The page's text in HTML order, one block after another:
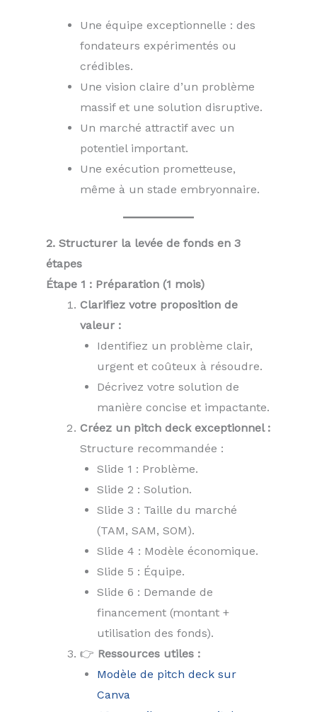
Une équipe exceptionnelle : des
fondateurs expérimentés ou
crédibles.
Une vision claire d’un problème
massif et une solution disruptive.
Un marché attractif avec un
potentiel important.
Une exécution prometteuse,
même à un stade embryonnaire.
2. Structurer la levée de fonds en 3
étapes
Étape 1 : Préparation (1 mois)
Clarifiez votre proposition de
valeur :
Identifiez un problème clair,
urgent et coûteux à résoudre.
Décrivez votre solution de
manière concise et impactante.
Créez un pitch deck exceptionnel :
Structure recommandée :
Slide 1 : Problème.
Slide 2 : Solution.
Slide 3 : Taille du marché
(TAM, SAM, SOM).
Slide 4 : Modèle économique.
Slide 5 : Équipe.
Slide 6 : Demande de
financement (montant +
utilisation des fonds).
👉 Ressources utiles :
Modèle de pitch deck sur
Canva